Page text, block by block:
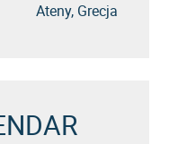
Ateny, Grecja